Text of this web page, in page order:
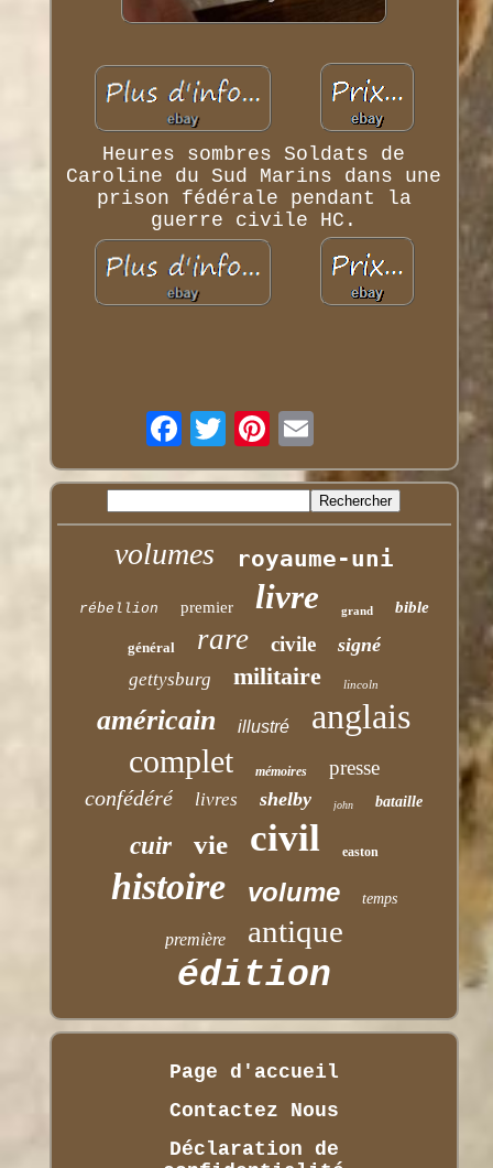
Heures sombres Soldats de
Caroline du Sud Marins dans une
prison fédérale pendant la
guerre civile HC.
volumes royaume-uni
rébellion premier livre grand bible
général rare civile signé
gettysburg militaire lincoln
américain illustré anglais
complet mémoires presse
confédéré livres shelby john bataille
cuir vie civil easton
histoire volume temps
première antique
édition
Page d'accueil
Contactez Nous
Déclaration de